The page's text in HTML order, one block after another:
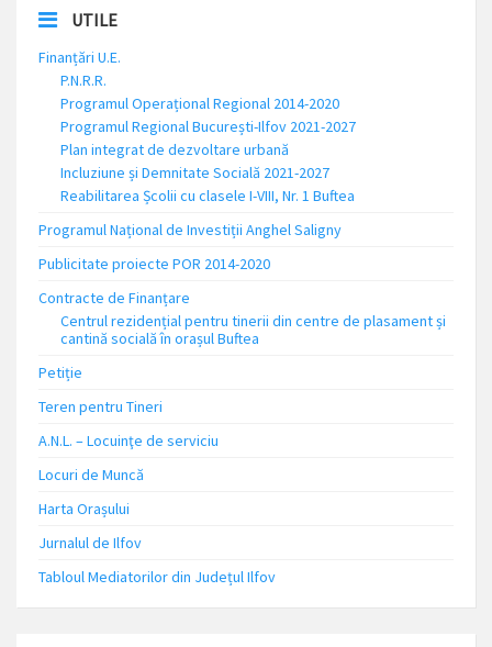
UTILE
Finanțări U.E.
P.N.R.R.
Programul Operațional Regional 2014-2020
Programul Regional București-Ilfov 2021-2027
Plan integrat de dezvoltare urbană
Incluziune și Demnitate Socială 2021-2027
Reabilitarea Școlii cu clasele I-VIII, Nr. 1 Buftea
Programul Național de Investiții Anghel Saligny
Publicitate proiecte POR 2014-2020
Contracte de Finanțare
Centrul rezidențial pentru tinerii din centre de plasament și
cantină socială în orașul Buftea
Petiție
Teren pentru Tineri
A.N.L. – Locuinţe de serviciu
Locuri de Muncă
Harta Orașului
Jurnalul de Ilfov
Tabloul Mediatorilor din Județul Ilfov